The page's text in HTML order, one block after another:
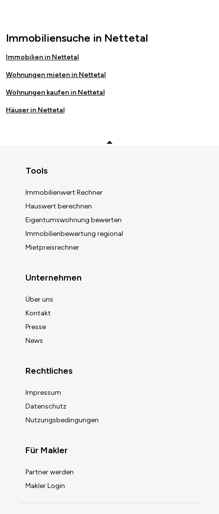
Immobiliensuche in Nettetal
Immobilien in Nettetal
Wohnungen mieten in Nettetal
Wohnungen kaufen in Nettetal
Häuser in Nettetal
Tools
Immobilienwert Rechner
Hauswert berechnen
Eigentumswohnung bewerten
Immobilienbewertung regional
Mietpreisrechner
Unternehmen
Über uns
Kontakt
Presse
News
Rechtliches
Impressum
Datenschutz
Nutzungsbedingungen
Für Makler
Partner werden
Makler Login